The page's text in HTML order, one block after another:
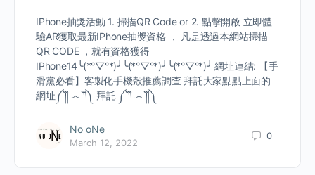
IPhone抽獎活動 1. 掃描QR Code or 2. 點擊開啟 立即體
驗AR獲取最新IPhone抽獎資格 ， 凡是透過本網站掃描
QR CODE ，就有資格獲得
IPhone14╰(*°▽°*)╯╰(*°▽°*)╯╰(*°▽°*)╯ 網址連結: 【手
滑黨必看】客製化手機殼推薦調查 拜託大家點點上面的
網址༼ ༎ຶ ෴ ༎ຶ༽ 拜託 ༼ ༎ຶ ෴ ༎ຶ༽
No oNe
March 12, 2022
0